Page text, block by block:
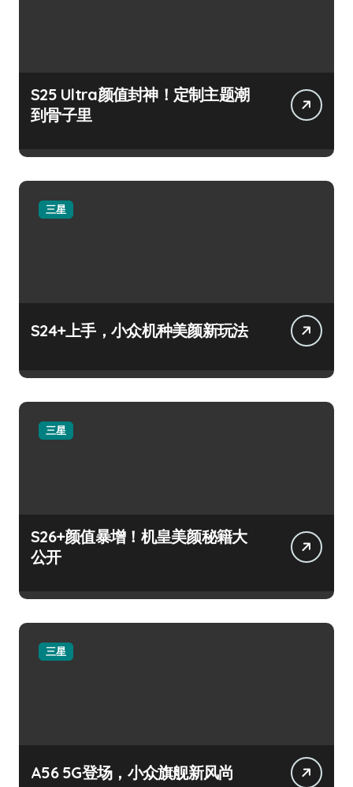
S25 Ultra颜值封神！定制主题潮
到骨子里
三星
S24+上手，小众机种美颜新玩法
三星
S26+颜值暴增！机皇美颜秘籍大
公开
三星
A56 5G登场，小众旗舰新风尚